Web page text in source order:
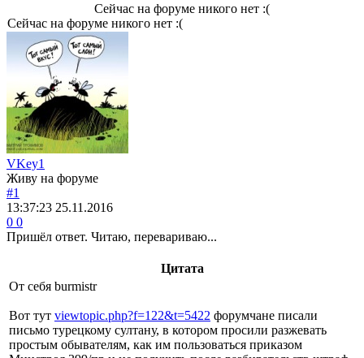
Сейчас на форуме никого нет :(
Сейчас на форуме никого нет :(
VKey1
Живу на форуме
#1
13:37:23 25.11.2016
0 0
Пришёл ответ. Читаю, перевариваю...
Цитата
От себя burmistr
Вот тут viewtopic.php?f=122&t=5422 форумчане писали
письмо турецкому султану, в котором просили разжевать
простым обывателям, как им пользоваться приказом